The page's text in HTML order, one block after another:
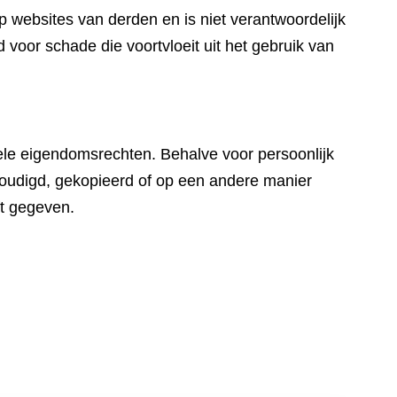
websites van derden en is niet verantwoordelijk
schade die voortvloeit uit het gebruik van
eigendomsrechten. Behalve voor persoonlijk
gekopieerd of op een andere manier
gegeven.